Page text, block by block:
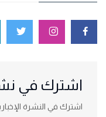
اشترك في
اشترك في النشرة